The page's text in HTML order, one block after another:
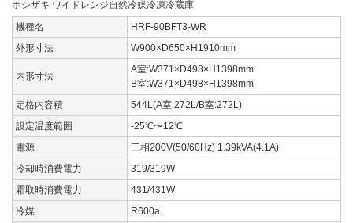
ホシザキ ワイドレンジ自然冷媒冷凍冷蔵庫
機種名
HRF-90BFT3-WR
外形寸法
W900×D650×H1910mm
内形寸法
A室:W371×D498×H1398mm
B室:W371×D498×H1398mm
定格内容積
544L(A室:272L/B室:272L)
設定温度範囲
-25℃〜12℃
電源
三相200V(50/60Hz) 1.39kVA(4.1A)
冷却時消費電力
319/319W
霜取時消費電力
431/431W
冷媒
R600a